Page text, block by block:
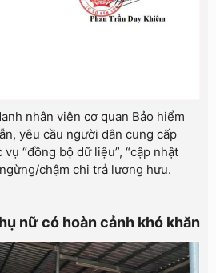
nhân viên cơ quan Bảo hiểm
yêu cầu người dân cung cấp
“đồng bộ dữ liệu”, “cập nhật
chậm chi trả lương hưu.
nữ có hoàn cảnh khó khăn